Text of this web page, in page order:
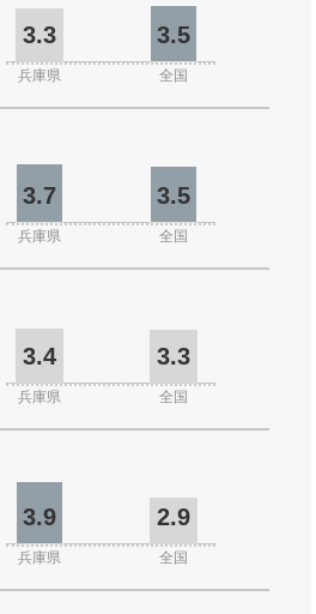
3.3 3.5
兵庫県 全国
3.7 3.5
兵庫県 全国
3.4 3.3
兵庫県 全国
3.9 2.9
兵庫県 全国